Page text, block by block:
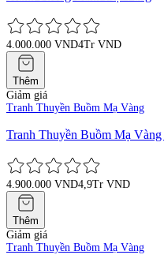
4.000.000 VND4Tr VND
Thêm
Giảm giá
Tranh Thuyền Buồm Mạ Vàng
Tranh Thuyền Buồm Mạ
4.900.000 VND4,9Tr VND
Thêm
Giảm giá
Tranh Thuyền Buồm Mạ Vàng